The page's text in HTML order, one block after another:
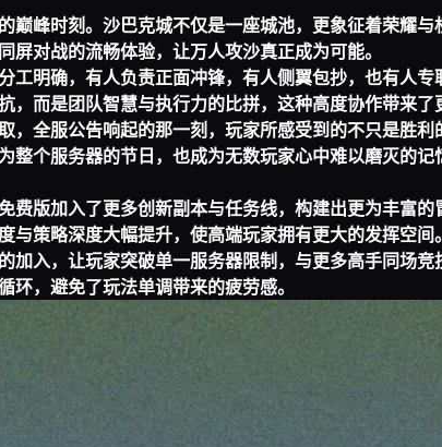
巅峰时刻。沙巴克城不仅是一座城池，更象征着荣耀
屏对战的流畅体验，让万人攻沙真正成为可能。
工明确，有人负责正面冲锋，有人侧翼包抄，也有人
，而是团队智慧与执行力的比拼，这种高度协作带来了
，全服公告响起的那一刻，玩家所感受到的不只是胜
整个服务器的节日，也成为无数玩家心中难以磨灭的记
费版加入了更多创新副本与任务线，构建出更为丰富
与策略深度大幅提升，使高端玩家拥有更大的发挥空间。
加入，让玩家突破单一服务器限制，与更多高手同场
环，避免了玩法单调带来的疲劳感。